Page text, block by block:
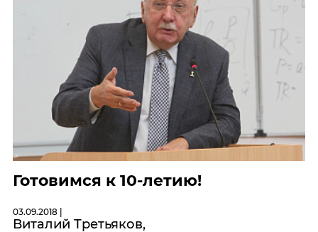
Готовимся к 10-летию!
03.09.2018 |
Виталий Третьяков,